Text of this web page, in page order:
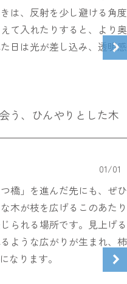
は、反射を少し避ける角度
て入れたりすると、より奥
日は光が差し込み、透明感
う、ひんやりとした木
01/01
橋」を進んだ先にも、ぜひ
木が枝を広げるこのあたり
られる場所です。見上げる
ような広がりが生まれ、柿
なります。